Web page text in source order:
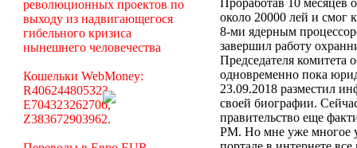
революционных проектов по
выходу из надвигающегося
гибельного кризиса
нынешнего человечества
Кошельки WebMoney:
R406244805323,
E704323262706,
Z383672903962.
Проработав 10 месяцев
около 20000 лей и смог
8-ми ядерным
завершил работу
Председателя комитета
одновременно пока
23.09.2018 разместил
своей биографии.
правительство еще
РМ. Но мне уже многое